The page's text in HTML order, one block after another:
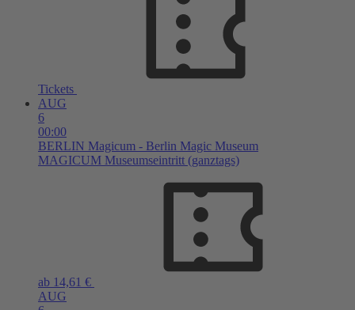
Tickets
AUG
6
00:00
BERLIN Magicum - Berlin Magic Museum
MAGICUM Museumseintritt (ganztags)
ab 14,61 €
AUG